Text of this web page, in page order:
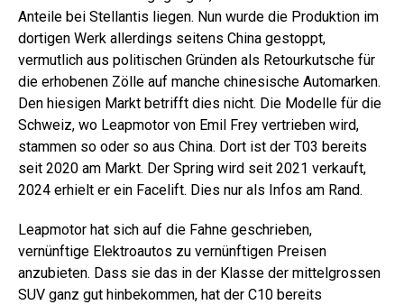
Anteile bei Stellantis liegen. Nun wurde die Produktion im
dortigen Werk allerdings seitens China gestoppt,
vermutlich aus politischen Gründen als Retourkutsche für
die erhobenen Zölle auf manche chinesische Automarken.
Den hiesigen Markt betrifft dies nicht. Die Modelle für die
Schweiz, wo Leapmotor von Emil Frey vertrieben wird,
stammen so oder so aus China. Dort ist der T03 bereits
seit 2020 am Markt. Der Spring wird seit 2021 verkauft,
2024 erhielt er ein Facelift. Dies nur als Infos am Rand.
Leapmotor hat sich auf die Fahne geschrieben,
vernünftige Elektroautos zu vernünftigen Preisen
anzubieten. Dass sie das in der Klasse der mittelgrossen
SUV ganz gut hinbekommen, hat der C10 bereits